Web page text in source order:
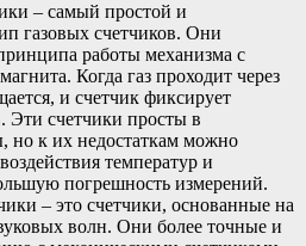
– самый простой и
газовых счетчиков. Они
работы механизма с
Когда газ проходит через
и счетчик фиксирует
Эти счетчики просты в
но к их недостаткам можно
температур и
погрешность измерений.
– это счетчики, основанные на
волн. Они более точные и